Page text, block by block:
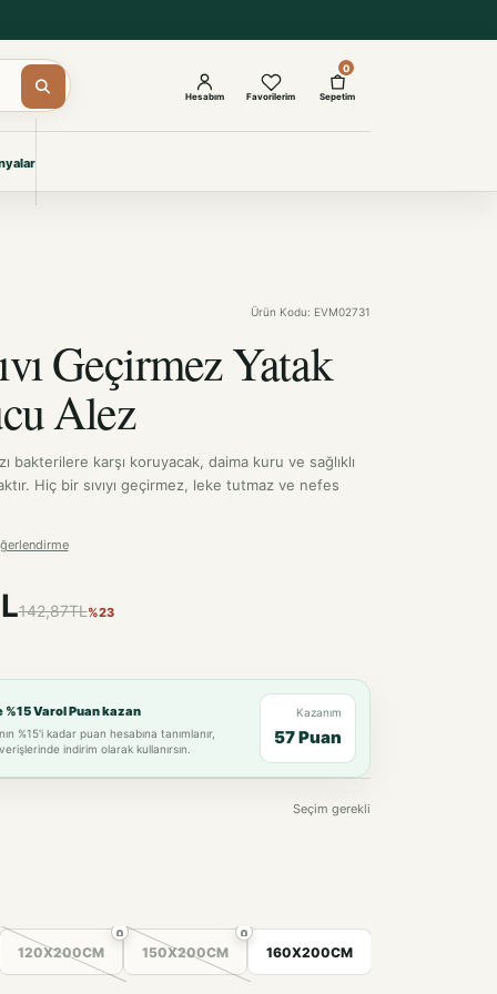
KURUMSAL ÇÖZÜMLER
Projelere özel, dayanıklı tekstil
seçkileri.
Hesabım Favorilerim
0
Sepetim
Ürün Kodu: EVM02731
Geçirmez Yatak
Alez
bakterilere karşı koruyacak, daima kuru ve sağlıklı
Hiç bir sıvıyı geçirmez, leke tutmaz ve nefes
142,87TL%23
%15 Varol Puan kazan
%15'i kadar puan hesabına tanımlanır,
indirim olarak kullanırsın.
Kazanım
57 Puan
Seçim gerekli
120X200CM 150X200CM 160X200CM